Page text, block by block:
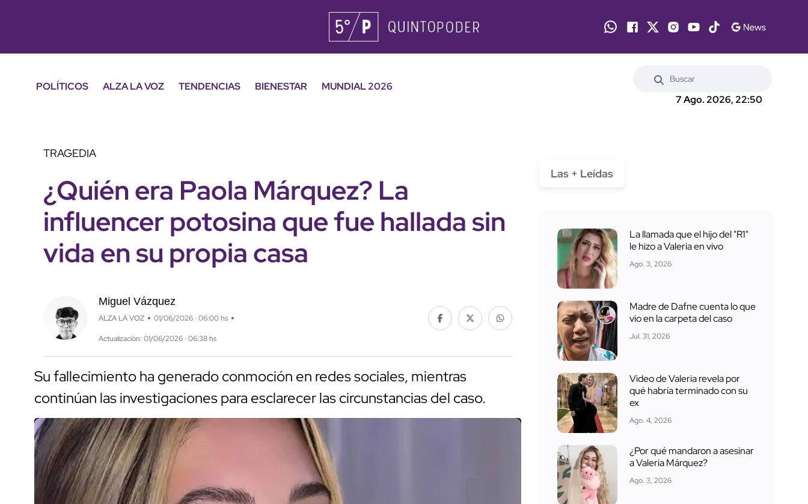
POLÍTICOS ALZA LA VOZ TENDENCIAS BIENESTAR
MUNDIAL 2026
7 Ago. 2026, 22:50
TRAGEDIA
¿Quién era Paola Márquez? La
influencer potosina que fue hallada sin
vida en su propia casa
Miguel Vázquez
ALZA LA VOZ 01/06/2026 · 06:00 hs
Actualización: 01/06/2026 · 06:38 hs
Su fallecimiento ha generado conmoción en redes sociales, mientras
continúan las investigaciones para esclarecer las circunstancias del caso.
Las + Leídas
La llamada que el hijo del "R1"
le hizo a Valeria en vivo
Ago. 3, 2026
Madre de Dafne cuenta lo que
vio en la carpeta del caso
Jul. 31, 2026
Video de Valeria revela por
qué habría terminado con su
ex
Ago. 4, 2026
¿Por qué mandaron a asesinar
a Valeria Márquez?
Ago. 3, 2026